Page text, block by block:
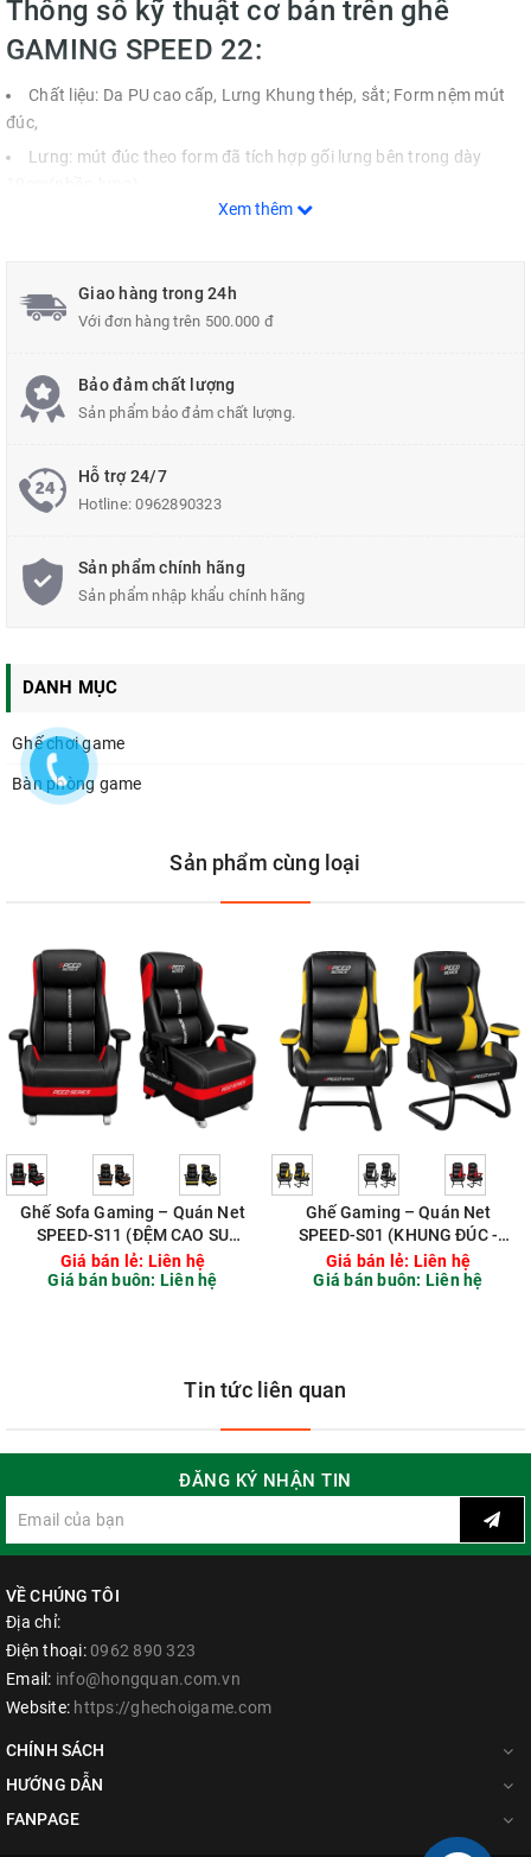
Thông số kỹ thuật cơ bản trên ghế
GAMING SPEED 22:
Chất liệu: Da PU cao cấp, Lưng Khung thép, sắt; Form nệm mút
đúc,
Lưng: mút đúc theo form đã tích hợp gối lưng bên trong dày
Yên: mút đúc theo form dày 10cm
Da vân caro mềm, nệm mút đúc theo form
Logo trên gối thêu theo số lượng không thêu lẻ
Chân quỳ Fi32
Các màu: đen (sẵn có), xanh biển, đỏ, xanh lá, xanh dương, trắng,
Xem thêm
Giao hàng trong 24h
Với đơn hàng trên 500.000 đ
Bảo đảm chất lượng
Sản phẩm bảo đảm chất lượng.
Hỗ trợ 24/7
Hotline:0962890323
Sản phẩm chính hãng
Sản phẩm nhập khẩu chính hãng
DANH MỤC
Ghế chơi game
Bàn phòng game
Sản phẩm cùng loại
Ghế Sofa Gaming – Quán Net
SPEED-S11 (ĐỆM CAO SU
NON)
Giá bán lẻ: Liên hệ
Giá bán buôn: Liên hệ
Ghế Gaming – Quán Net
SPEED-S01 (KHUNG ĐÚC -
ĐỆM CAO SU NON)
Giá bán lẻ: Liên hệ
Giá bán buôn: Liên hệ
Tin tức liên quan
ĐĂNG KÝ NHẬN TIN
VỀ CHÚNG TÔI
Địa chỉ:
Điện thoại: 0962 890 323
Email: info@hongquan.com.vn
Website: https://ghechoigame.com
CHÍNH SÁCH
HƯỚNG DẪN
FANPAGE